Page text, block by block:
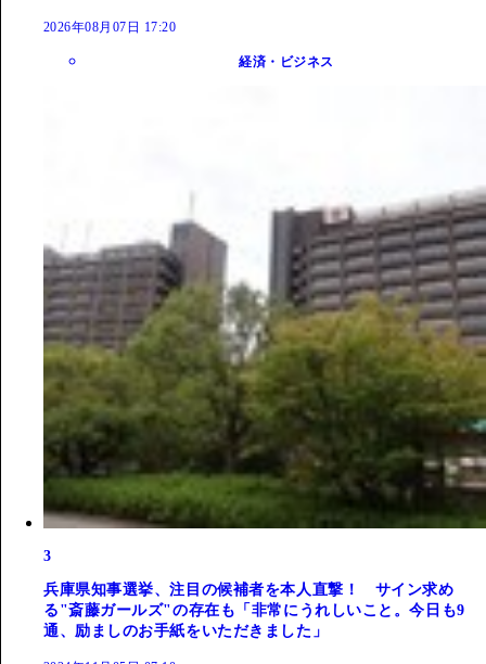
2026年08月07日 17:20
経済・ビジネス
3
兵庫県知事選挙、注目の候補者を本人直撃！ サイン求め
る"斎藤ガールズ"の存在も「非常にうれしいこと。今日も9
通、励ましのお手紙をいただきました」